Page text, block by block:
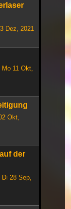
Dez, 2021
Mo 11 Okt,
Okt,
der
Di 28 Sep,